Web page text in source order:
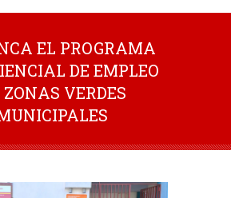
EL PROGRAMA
DE EMPLEO
VERDES